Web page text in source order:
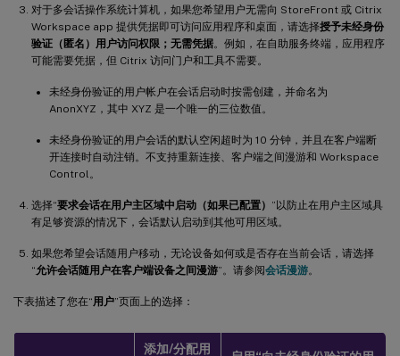
对于多会话操作系统计算机，如果您希望用户无需向 StoreFront 或 Citrix
Workspace app 提供凭据即可访问应用程序和桌面，请选择授予未经身份
验证（匿名）用户访问权限；无需凭据。例如，在自助服务终端，应用程序
可能需要凭据，但 Citrix 访问门户和工具不需要。
未经身份验证的用户帐户在会话启动时按需创建，并命名为
AnonXYZ，其中 XYZ 是一个唯一的三位数值。
未经身份验证的用户会话的默认空闲超时为 10 分钟，并且在客户端断
开连接时自动注销。不支持重新连接、客户端之间漫游和 Workspace
Control。
选择“要求会话在用户主区域中启动（如果已配置） ”以防止在用户主区域具
有足够资源的情况下，会话默认启动到其他可用区域。
如果您希望会话随用户移动，无论设备如何或是否存在当前会话，请选择
“允许会话随用户在客户端设备之间漫游”。请参阅会话漫游。
下表描述了您在“用户”页面上的选择：
添加/分配用